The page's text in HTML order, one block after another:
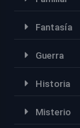
Fantasía
Guerra
Historia
Misterio